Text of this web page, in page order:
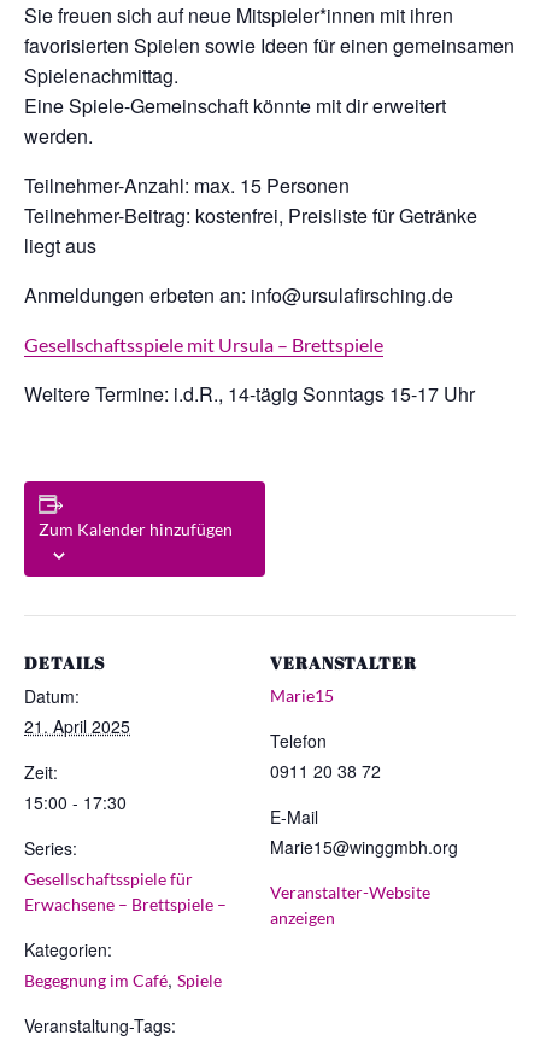
Sie freuen sich auf neue Mitspieler*innen mit ihren
favorisierten Spielen sowie Ideen für einen gemeinsamen
Spielenachmittag.
Eine Spiele-Gemeinschaft könnte mit dir erweitert
werden.
Teilnehmer-Anzahl: max. 15 Personen
Teilnehmer-Beitrag: kostenfrei, Preisliste für Getränke
liegt aus
Anmeldungen erbeten an: info@ursulafirsching.de
Gesellschaftsspiele mit Ursula – Brettspiele
Weitere Termine: i.d.R., 14-tägig Sonntags 15-17 Uhr
Zum Kalender hinzufügen
DETAILS
Datum:
21. April 2025
Zeit:
15:00 - 17:30
Series:
Gesellschaftsspiele für
Erwachsene – Brettspiele –
Kategorien:
Begegnung im Café, Spiele
Veranstaltung-Tags:
VERANSTALTER
Marie15
Telefon
0911 20 38 72
E-Mail
Marie15@winggmbh.org
Veranstalter-Website
anzeigen